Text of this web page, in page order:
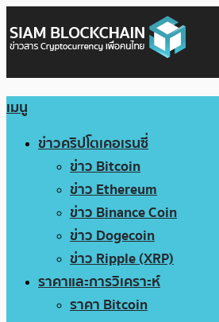
เมนู
ข่าวคริปโตเคอเรนซี่
ข่าว Bitcoin
ข่าว Ethereum
ข่าว Binance Coin
ข่าว Dogecoin
ข่าว Ripple (XRP)
ราคาและการวิเคราะห์
ราคา Bitcoin